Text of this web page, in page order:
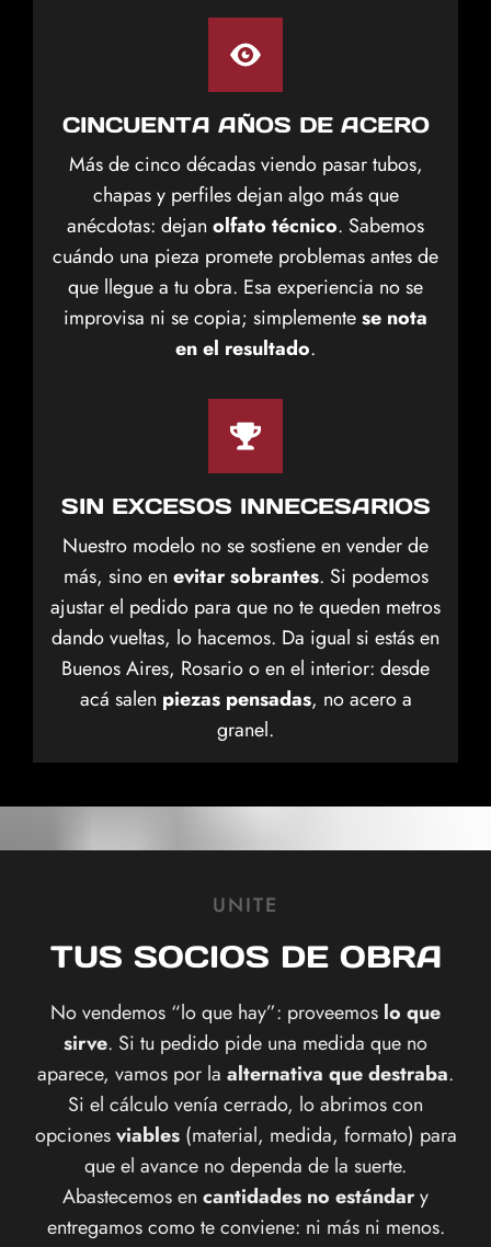
CINCUENTA AÑOS DE ACERO
Más de cinco décadas viendo pasar tubos,
chapas y perfiles dejan algo más que
anécdotas: dejan olfato técnico. Sabemos
cuándo una pieza promete problemas antes de
que llegue a tu obra. Esa experiencia no se
improvisa ni se copia; simplementese nota
en el resultado.
SIN EXCESOS INNECESARIOS
Nuestro modelo no se sostiene en vender de
más, sino en evitar sobrantes. Si podemos
ajustar el pedido para que no te queden metros
dando vueltas, lo hacemos. Da igual si estás en
Buenos Aires, Rosario o en el interior: desde
acá salen piezas pensadas, no acero a
granel.
UNITE
TUS SOCIOS DE OBRA
No vendemos “lo que hay”: proveemos lo que
sirve. Si tu pedido pide una medida que no
aparece, vamos por la alternativa que destraba.
Si el cálculo venía cerrado, lo abrimos con
opcionesviables(material, medida, formato) para
que el avance no dependa de la suerte.
Abastecemos en cantidades no estándary
entregamos como te conviene: ni más ni menos.